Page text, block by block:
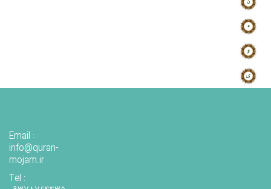
Email :
info@quran-
mojam.ir
Tel :